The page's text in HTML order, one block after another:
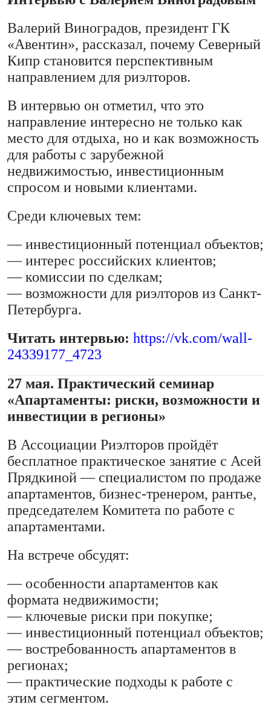
Валерий Виноградов, президент ГК
«Авентин», рассказал, почему Северный
Кипр становится перспективным
направлением для риэлторов.
В интервью он отметил, что это
направление интересно не только как
место для отдыха, но и как возможность
для работы с зарубежной
недвижимостью, инвестиционным
спросом и новыми клиентами.
Среди ключевых тем:
— инвестиционный потенциал объектов;
— интерес российских клиентов;
— комиссии по сделкам;
— возможности для риэлторов из Санкт-
Петербурга.
Читать интервью: https://vk.com/wall-
24339177_4723
27 мая. Практический семинар
«Апартаменты: риски, возможности и
инвестиции в регионы»
В Ассоциации Риэлторов пройдёт
бесплатное практическое занятие с Асей
Прядкиной — специалистом по продаже
апартаментов, бизнес-тренером, рантье,
председателем Комитета по работе с
апартаментами.
На встрече обсудят:
— особенности апартаментов как
формата недвижимости;
— ключевые риски при покупке;
— инвестиционный потенциал объектов;
— востребованность апартаментов в
регионах;
— практические подходы к работе с
этим сегментом.